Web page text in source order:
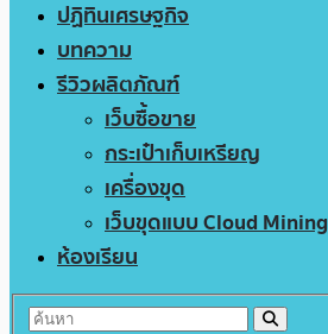
ปฏิทินเศรษฐกิจ
บทความ
รีวิวผลิตภัณฑ์
เว็บซื้อขาย
กระเป๋าเก็บเหรียญ
เครื่องขุด
เว็บขุดแบบ Cloud Mining
ห้องเรียน